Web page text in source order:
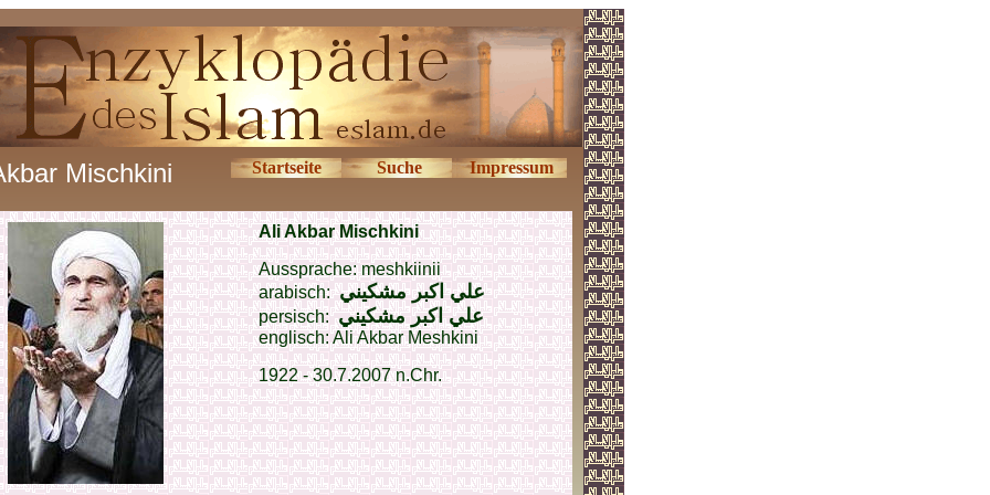
Mischkini Startseite Suche Impressum
Ali Akbar Mischkini
Aussprache: meshkiinii
arabisch:
علي اكبرمشكيني
persisch: علي اكبرمشكيني
englisch: Ali Akbar Meshkini
1922 - 30.7.2007 n.Chr.